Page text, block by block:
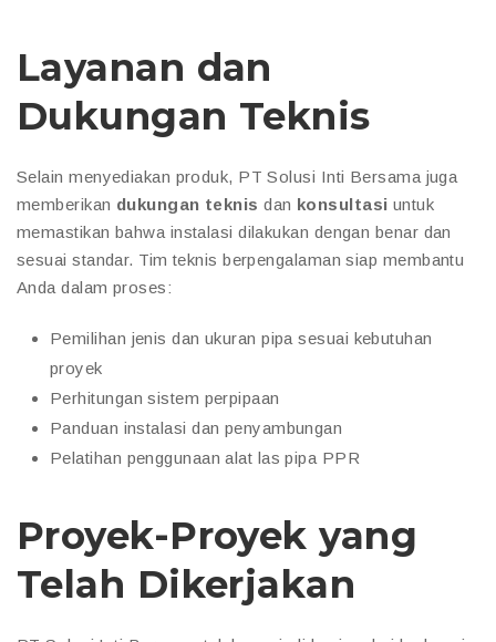
Layanan dan
Dukungan Teknis
Selain menyediakan produk, PT Solusi Inti Bersama juga
memberikan dukungan teknis dan konsultasi untuk
memastikan bahwa instalasi dilakukan dengan benar dan
sesuai standar. Tim teknis berpengalaman siap membantu
Anda dalam proses:
Pemilihan jenis dan ukuran pipa sesuai kebutuhan
proyek
Perhitungan sistem perpipaan
Panduan instalasi dan penyambungan
Pelatihan penggunaan alat las pipa PPR
Proyek-Proyek yang
Telah Dikerjakan